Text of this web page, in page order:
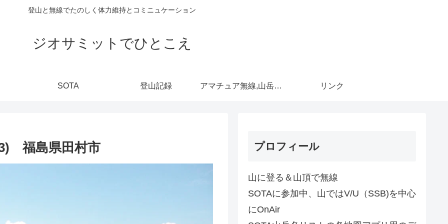
登山と無線でたのしく体力維持とコミニュケーション
ジオサミットでひとこえ
SOTA 登山記録 アマチュア無線,山岳移動 リンク
福島県田村市 プロフィール
山に登る＆山頂で無線
SOTAに参加中、山ではV/U（SSB)を中心
にOnAir